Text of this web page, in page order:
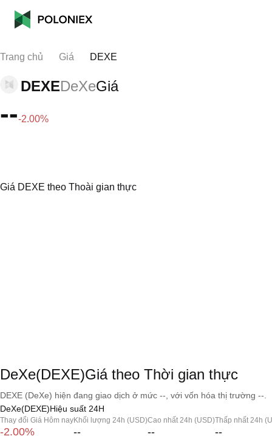
Trang chủ Giá DEXE
DEXEDeXeGiá
---2.00%
Giá DEXE theo Thoài gian thực
DeXe(DEXE)Giá theo Thời gian thực
DEXE (DeXe) hiện đang giao dịch ở mức --, với vốn hóa thị trường --.
DeXe(DEXE)Hiệu suất 24H
Thay đổi Giá Hôm nay
-2.00%
Khối lượng 24h (USD)
--
Cao nhất 24h (USD)
--
Thấp nhất 24h
--